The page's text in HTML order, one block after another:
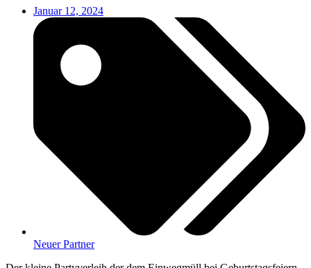
Januar 12, 2024
Neuer Partner